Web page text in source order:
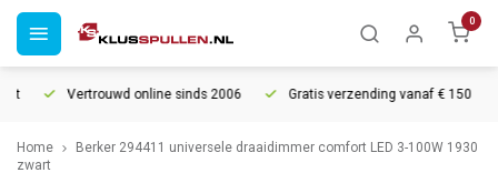
0
Vertrouwd online sinds 2006 Gratis verzending vanaf € 150
Home
Berker 294411 universele draaidimmer comfort LED 3-100W 1930
zwart